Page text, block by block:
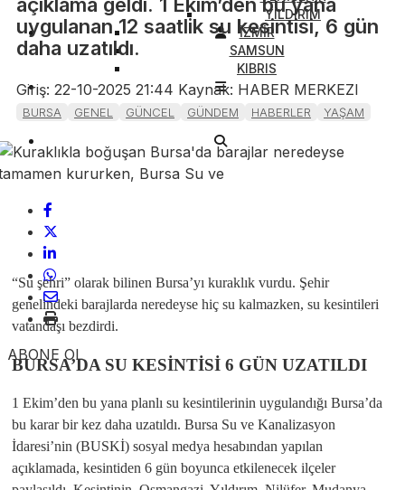
YILDIRIM
İZMİR
SAMSUN
KIBRIS
uygulanan 12 saatlik su kesintisi, 6 gün
daha uzatıldı.
Giriş: 22-10-2025 21:44 Kaynak: HABER MERKEZI
BURSA GENEL GÜNCEL GÜNDEM HABERLER YAŞAM
ABONE OL
“Su şehri” olarak bilinen Bursa’yı kuraklık vurdu. Şehir
genelindeki barajlarda neredeyse hiç su kalmazken, su kesintileri
vatandaşı bezdirdi.
BURSA’DA SU KESİNTİSİ 6 GÜN UZATILDI
1 Ekim’den bu yana planlı su kesintilerinin uygulandığı Bursa’da
bu karar bir kez daha uzatıldı. Bursa Su ve Kanalizasyon
İdaresi’nin (BUSKİ) sosyal medya hesabından yapılan
açıklamada, kesintiden 6 gün boyunca etkilenecek ilçeler